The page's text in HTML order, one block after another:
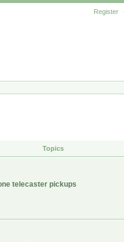
Register
Topics
telecaster pickups